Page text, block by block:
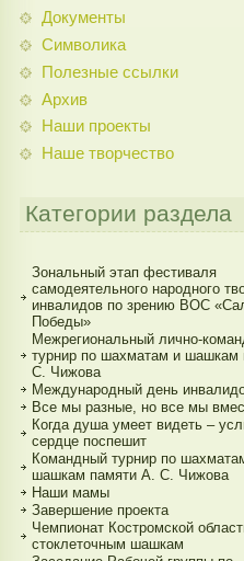
Документы
Символика
Полезные ссылки
Архив
Наши проекты
Наше творчество
Категории раздела
Зональный этап фестиваля
самодеятельного народного
инвалидов по зрению ВОС
Победы»
Межрегиональный лично-
турнир по шахматам и шашкам
С. Чижова
Международный день
Все мы разные, но все мы
Когда душа умеет видеть –
сердце поспешит
Командный турнир по
шашкам памяти А. С. Чижова
Наши мамы
Завершение проекта
Чемпионат Костромской
стоклеточным шашкам